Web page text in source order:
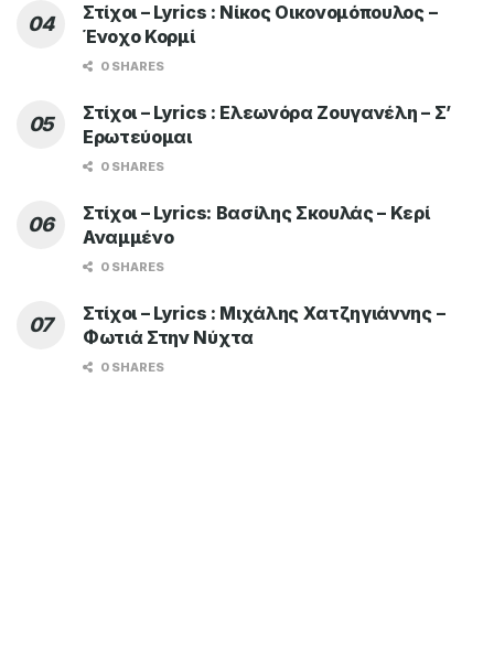
Στίχοι – Lyrics : Νίκος Οικονομόπουλος –
Ένοχο Κορμί
0 SHARES
Στίχοι – Lyrics : Ελεωνόρα Ζουγανέλη – Σ’
Ερωτεύομαι
0 SHARES
Στίχοι – Lyrics: Βασίλης Σκουλάς – Κερί
Αναμμένο
0 SHARES
Στίχοι – Lyrics : Μιχάλης Χατζηγιάννης –
Φωτιά Στην Νύχτα
0 SHARES